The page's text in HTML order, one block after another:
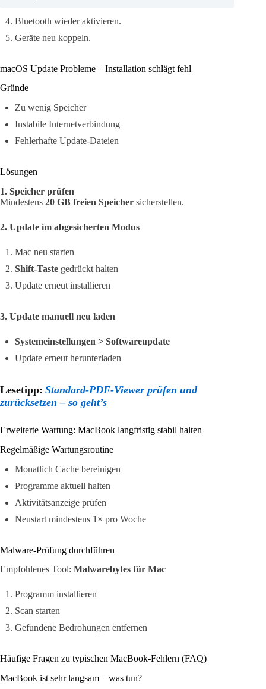
Bluetooth wieder aktivieren.
Geräte neu koppeln.
macOS Update Probleme – Installation schlägt fehl
Gründe
Zu wenig Speicher
Instabile Internetverbindung
Fehlerhafte Update-Dateien
Lösungen
1. Speicher prüfen
Mindestens 20 GB freien Speicher sicherstellen.
2. Update im abgesicherten Modus
Mac neu starten
Shift-Taste gedrückt halten
Update erneut installieren
3. Update manuell neu laden
Systemeinstellungen > Softwareupdate
Update erneut herunterladen
Lesetipp: Standard-PDF-Viewer prüfen und
zurücksetzen – so geht’s
Erweiterte Wartung: MacBook langfristig stabil halten
Regelmäßige Wartungsroutine
Monatlich Cache bereinigen
Programme aktuell halten
Aktivitätsanzeige prüfen
Neustart mindestens 1× pro Woche
Malware-Prüfung durchführen
Empfohlenes Tool: Malwarebytes für Mac
Programm installieren
Scan starten
Gefundene Bedrohungen entfernen
Häufige Fragen zu typischen MacBook-Fehlern (FAQ)
MacBook ist sehr langsam – was tun?